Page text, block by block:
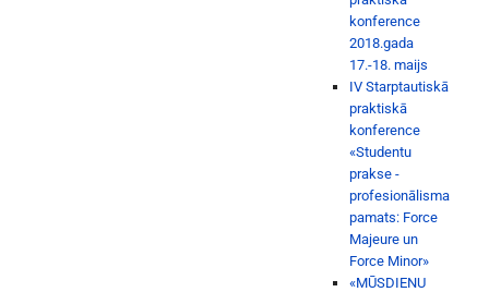
konference
2018.gada
17.-18. maijs
IV Starptautiskā
praktiskā
konference
«Studentu
prakse -
profesionālisma
pamats: Force
Majeure un
Force Minor»
«MŪSDIENU